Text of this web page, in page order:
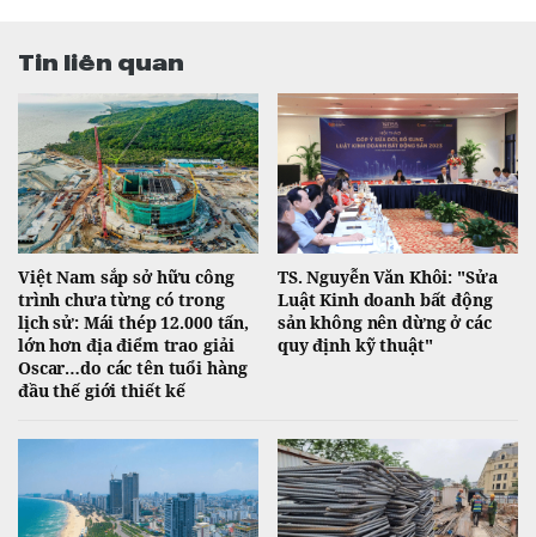
Tin liên quan
Việt Nam sắp sở hữu công
trình chưa từng có trong
lịch sử: Mái thép 12.000 tấn,
lớn hơn địa điểm trao giải
Oscar…do các tên tuổi hàng
đầu thế giới thiết kế
TS. Nguyễn Văn Khôi: "Sửa
Luật Kinh doanh bất động
sản không nên dừng ở các
quy định kỹ thuật"